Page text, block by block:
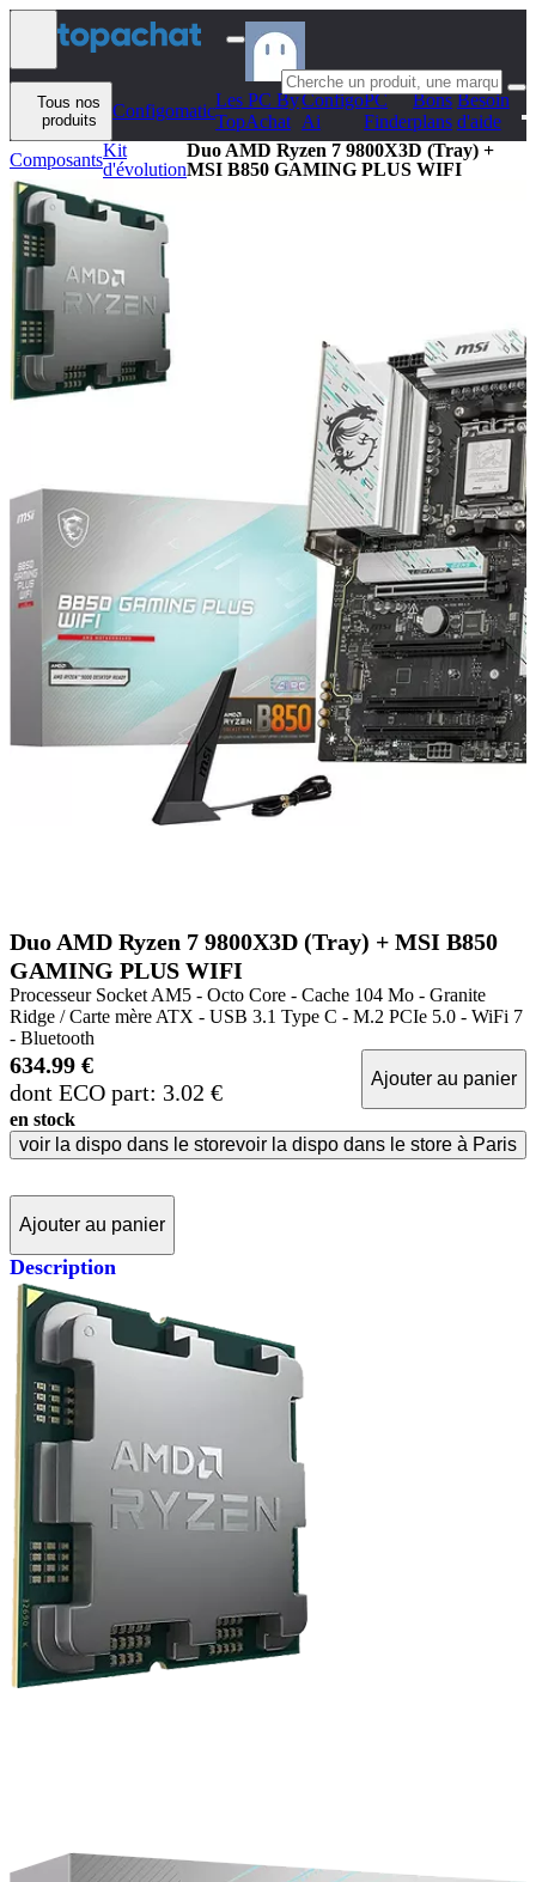
Aller au contenu
Tous nos
produits
Configomatic
Les PC By
TopAchat
Configo
Ai
PC
Finder
Bons
plans
Besoin
d'aide
ComposantsKit
d'évolution
Duo AMD Ryzen 7 9800X3D (Tray) +
MSI B850 GAMING PLUS WIFI
Duo AMD Ryzen 7 9800X3D (Tray) + MSI B850
GAMING PLUS WIFI
Processeur Socket AM5 - Octo Core - Cache 104 Mo - Granite
Ridge / Carte mère ATX - USB 3.1 Type C - M.2 PCIe 5.0 - WiFi 7
- Bluetooth
634.99 €
dont ECO part: 3.02 €
Ajouter au panier
en stock
voir la dispo dans le storevoir la dispo dans le store à Paris
Ajouter au panier
Description